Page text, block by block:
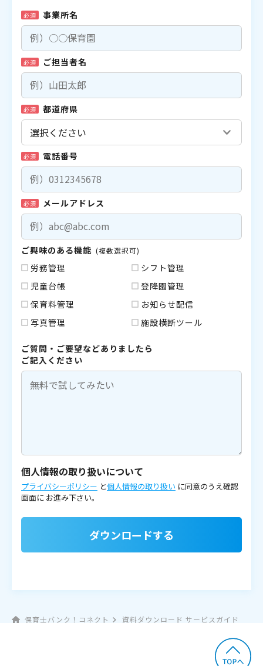
必須 事業所名
必須 ご担当者名
必須 都道府県
必須 電話番号
必須 メールアドレス
ご興味のある機能 (複数選択可)
労務管理
シフト管理
児童台帳
登降園管理
保育料管理
お知らせ配信
写真管理
施設横断ツール
ご質問・ご要望などありましたら
ご記入ください
個人情報の取り扱いについて
プライバシーポリシー と個人情報の取り扱い に同意のうえ確認
画面に お進み下さい。
ダウンロードする
保育士バンク！コネクト 資料ダウンロード サービスガイド